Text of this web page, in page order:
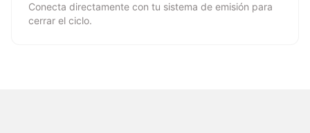
Conecta directamente con tu sistema de emisión para
cerrar el ciclo.